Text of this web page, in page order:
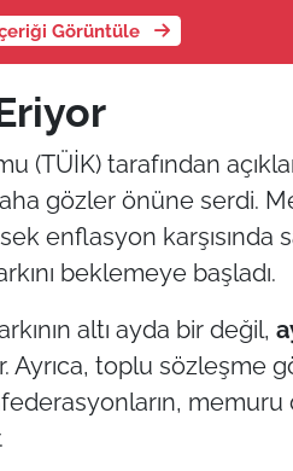
Görüntüle
(TÜİK) tarafından
gözler önüne serdi.
enflasyon karşısında
beklemeye başladı.
altı ayda bir değil,
Ayrıca, toplu sözleşme